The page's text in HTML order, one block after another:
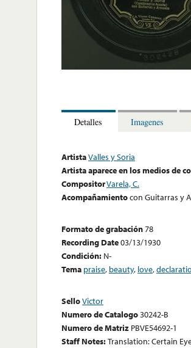
Detalles Imagenes
ArtistaValles y Soria
Artista aparece en los medios de
CompositorVarela, C.
Acompañamientocon Guitarras y
Formato de grabación78
Recording Date03/13/1930
Condición: N-
Tema praise, beauty, love,
SelloVictor
Numero de Catalogo30242-B
Numero de Matriz PBVE54692-1
Staff Notes:Translation: Certain